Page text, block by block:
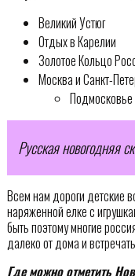
Великий Устюг
Отдых в Карелии
Золотое Кольцо
Москва и Санкт-
Подмосковье
Русская новогодняя
Всем нам дороги детские
наряженной елке с
быть поэтому многие
далеко от дома и
Где можно отметить